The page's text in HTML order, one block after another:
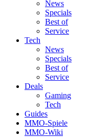
News
Specials
Best of
Service
Tech
News
Specials
Best of
Service
Deals
Gaming
Tech
Guides
MMO-Spiele
MMO-Wiki